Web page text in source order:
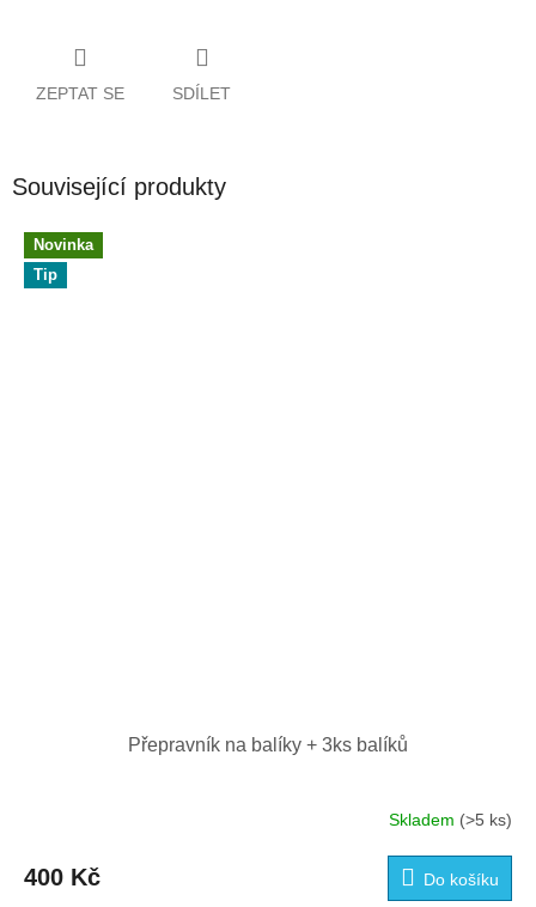
ZEPTAT SE SDÍLET
Související produkty
Novinka
Tip
Přepravník na balíky + 3ks balíků
Skladem (>5 ks)
400 Kč Do košíku